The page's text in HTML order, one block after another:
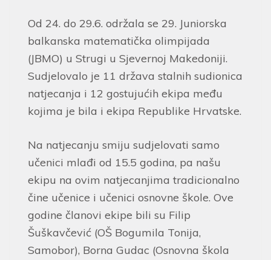
Od 24. do 29.6. održala se 29. Juniorska
balkanska matematička olimpijada
(JBMO) u Strugi u Sjevernoj Makedoniji.
Sudjelovalo je 11 država stalnih sudionica
natjecanja i 12 gostujućih ekipa među
kojima je bila i ekipa Republike Hrvatske.
Na natjecanju smiju sudjelovati samo
učenici mlađi od 15.5 godina, pa našu
ekipu na ovim natjecanjima tradicionalno
čine učenice i učenici osnovne škole. Ove
godine članovi ekipe bili su Filip
Šuškavčević (OŠ Bogumila Tonija,
Samobor), Borna Gudac (Osnovna škola